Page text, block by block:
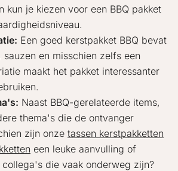
kun je kiezen voor een BBQ pakket
Een goed kerstpakket BBQ bevat
en misschien zelfs een
maakt het pakket interessanter
Naast BBQ-gerelateerde items,
thema's die de ontvanger
zijn onze tassen kerstpakketten
een leuke aanvulling of
die vaak onderweg zijn?